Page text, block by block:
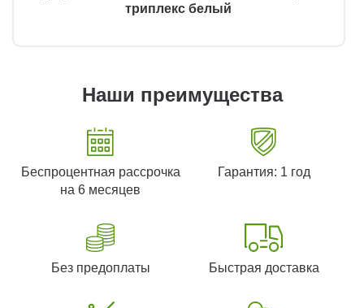
триплекс белый
Наши преимущества
Беспроцентная рассрочка
на 6 месяцев
Гарантия: 1 год
Без предоплаты Быстрая доставка